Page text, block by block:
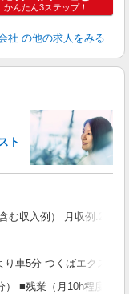
かんたん3ステップ！
社 の他の求人をみる
ト
む収入例） 月収例
車5分 つくばエクスプ
） ■残業（月10h程度